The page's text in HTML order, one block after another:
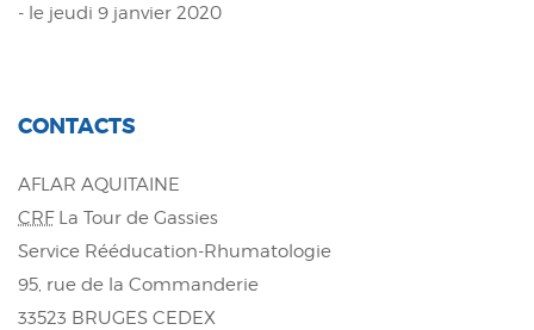
- le jeudi 9 janvier 2020
CONTACTS
AFLAR AQUITAINE
CRFLa Tour de Gassies
Service Rééducation-Rhumatologie
95, rue de la Commanderie
33523 BRUGES CEDEX